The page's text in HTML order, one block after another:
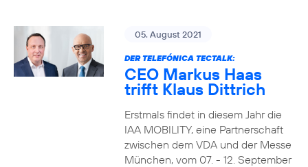
05. August 2021
DER TELEFÓNICA TECTALK:
CEO Markus Haas
trifft Klaus Dittrich
Erstmals findet in diesem Jahr die
IAA MOBILITY, eine Partnerschaft
zwischen dem VDA und der Messe
München, vom 07. - 12. September